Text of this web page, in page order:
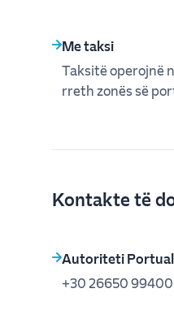
Me taksi
Taksitë operojnë
rreth zonës së
Kontakte të
Autoriteti
+30 26650 99400